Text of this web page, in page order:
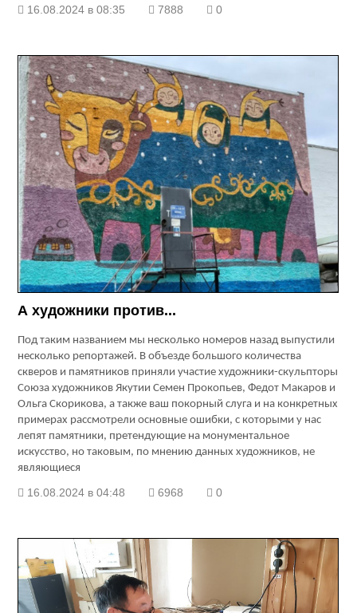
16.08.2024 в 08:35 7888 0
А художники против...
Под таким названием мы несколько номеров назад выпустили
несколько репортажей. В объезде большого количества
скверов и памятников приняли участие художники-скульпторы
Союза художников Якутии Семен Прокопьев, Федот Макаров и
Ольга Скорикова, а также ваш покорный слуга и на конкретных
примерах рассмотрели основные ошибки, с которыми у нас
лепят памятники, претендующие на монументальное
искусство, но таковым, по мнению данных художников, не
являющиеся
16.08.2024 в 04:48 6968 0